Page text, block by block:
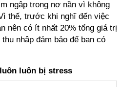
ngập trong nợ nần vì không
thế, trước khi nghĩ đến việc
nên có ít nhất 20% tổng giá trị
nhập đảm bảo để bạn có
luôn bị stress